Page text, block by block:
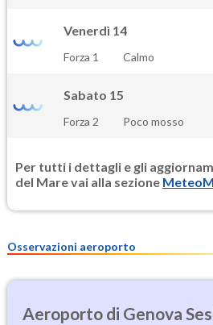
Venerdì 14
Forza 1
Calmo
Sabato 15
Forza 2
Poco mosso
Per tutti i dettagli e gli
del Mare vai alla sezione
Osservazioni aeroporto
Genova